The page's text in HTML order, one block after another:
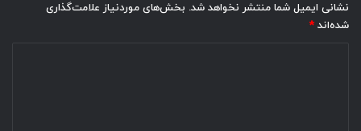
نشانی ایمیل شما منتشر نخواهد شد. بخش‌های موردنیاز علامت‌گذاری
شده‌اند *